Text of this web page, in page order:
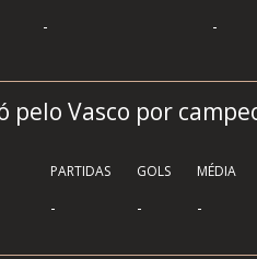
- -
pelo Vasco por
PARTIDAS GOLS MÉDIA
- - -